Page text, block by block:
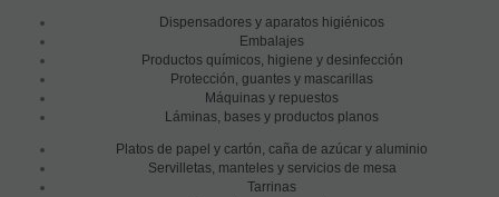
Dispensadores y aparatos higiénicos
Embalajes
Productos químicos, higiene y desinfección
Protección, guantes y mascarillas
Máquinas y repuestos
Láminas, bases y productos planos
Platos de papel y cartón, caña de azúcar y aluminio
Servilletas, manteles y servicios de mesa
Tarrinas